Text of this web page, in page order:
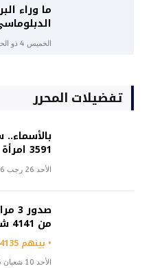
ما وراء
الخميس 4 ذو الحجة 1447هـ 21-5-2026م
تفضيلات المحرر
3591 امرأة
الأحد 26 رجب 1446هـ 26-1-2025م
من 4141 شخصاً
• بينهم 4135 امرأة و6 رجال
الأحد 10 شعبان 1446هـ 9-2-2025م